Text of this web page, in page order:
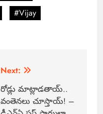
#Vijay
Next:
రోడ్లు మాట్లాడతాయ్..
వంతెనలు చూస్తాయ్! –